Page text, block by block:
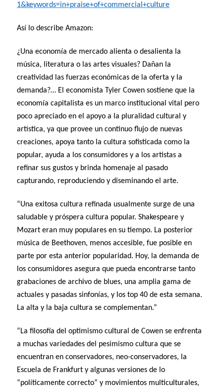
1&keywords=in+praise+of+commercial+culture
Así lo describe Amazon:
¿Una economía de mercado alienta o desalienta la
música, literatura o las artes visuales? Dañan la
creatividad las fuerzas económicas de la oferta y la
demanda?… El economista Tyler Cowen sostiene que la
economía capitalista es un marco institucional vital pero
poco apreciado en el apoyo a la pluralidad cultural y
artística, ya que provee un continuo flujo de nuevas
creaciones, apoya tanto la cultura sofisticada como la
popular, ayuda a los consumidores y a los artistas a
refinar sus gustos y brinda homenaje al pasado
capturando, reproduciendo y diseminando el arte.
“Una exitosa cultura refinada usualmente surge de una
saludable y próspera cultura popular. Shakespeare y
Mozart eran muy populares en su tiempo. La posterior
música de Beethoven, menos accesible, fue posible en
parte por esta anterior popularidad. Hoy, la demanda de
los consumidores asegura que pueda encontrarse tanto
grabaciones de archivo de blues, una amplia gama de
actuales y pasadas sinfonías, y los top 40 de esta semana.
La alta y la baja cultura se complementan.”
“La filosofía del optimismo cultural de Cowen se enfrenta
a muchas variedades del pesimismo cultura que se
encuentran en conservadores, neo-conservadores, la
Escuela de Frankfurt y algunas versiones de lo
“políticamente correcto” y movimientos multiculturales,